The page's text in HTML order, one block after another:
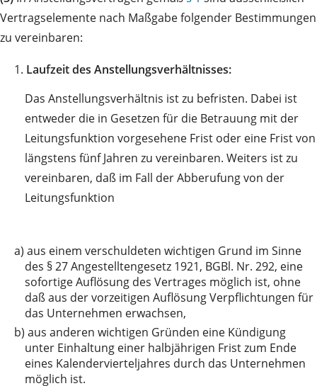
Vertragselemente nach Maßgabe folgender Bestimmungen
zu vereinbaren:
1. Laufzeit des Anstellungsverhältnisses:
Das Anstellungsverhältnis ist zu befristen. Dabei ist
entweder die in Gesetzen für die Betrauung mit der
Leitungsfunktion vorgesehene Frist oder eine Frist von
längstens fünf Jahren zu vereinbaren. Weiters ist zu
vereinbaren, daß im Fall der Abberufung von der
Leitungsfunktion
a) aus einem verschuldeten wichtigen Grund im Sinne
des § 27 Angestelltengesetz 1921, BGBl. Nr. 292, eine
sofortige Auflösung des Vertrages möglich ist, ohne
daß aus der vorzeitigen Auflösung Verpflichtungen für
das Unternehmen erwachsen,
b) aus anderen wichtigen Gründen eine Kündigung
unter Einhaltung einer halbjährigen Frist zum Ende
eines Kalendervierteljahres durch das Unternehmen
möglich ist.